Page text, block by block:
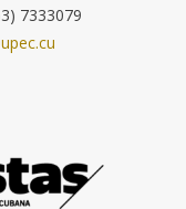
7333079